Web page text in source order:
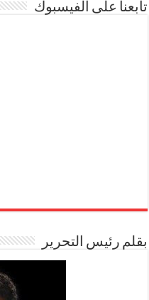
تابعنا على الفيسبوك
بقلم رئيس التحرير